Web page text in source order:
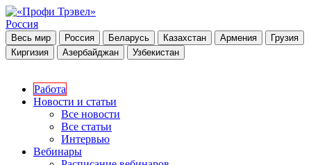
Россия
Весь мир Россия Беларусь Казахстан Армения
Грузия
Киргизия
Азербайджан Узбекистан
Работа
Новости и статьи
Все новости
Все статьи
Интервью
Вебинары